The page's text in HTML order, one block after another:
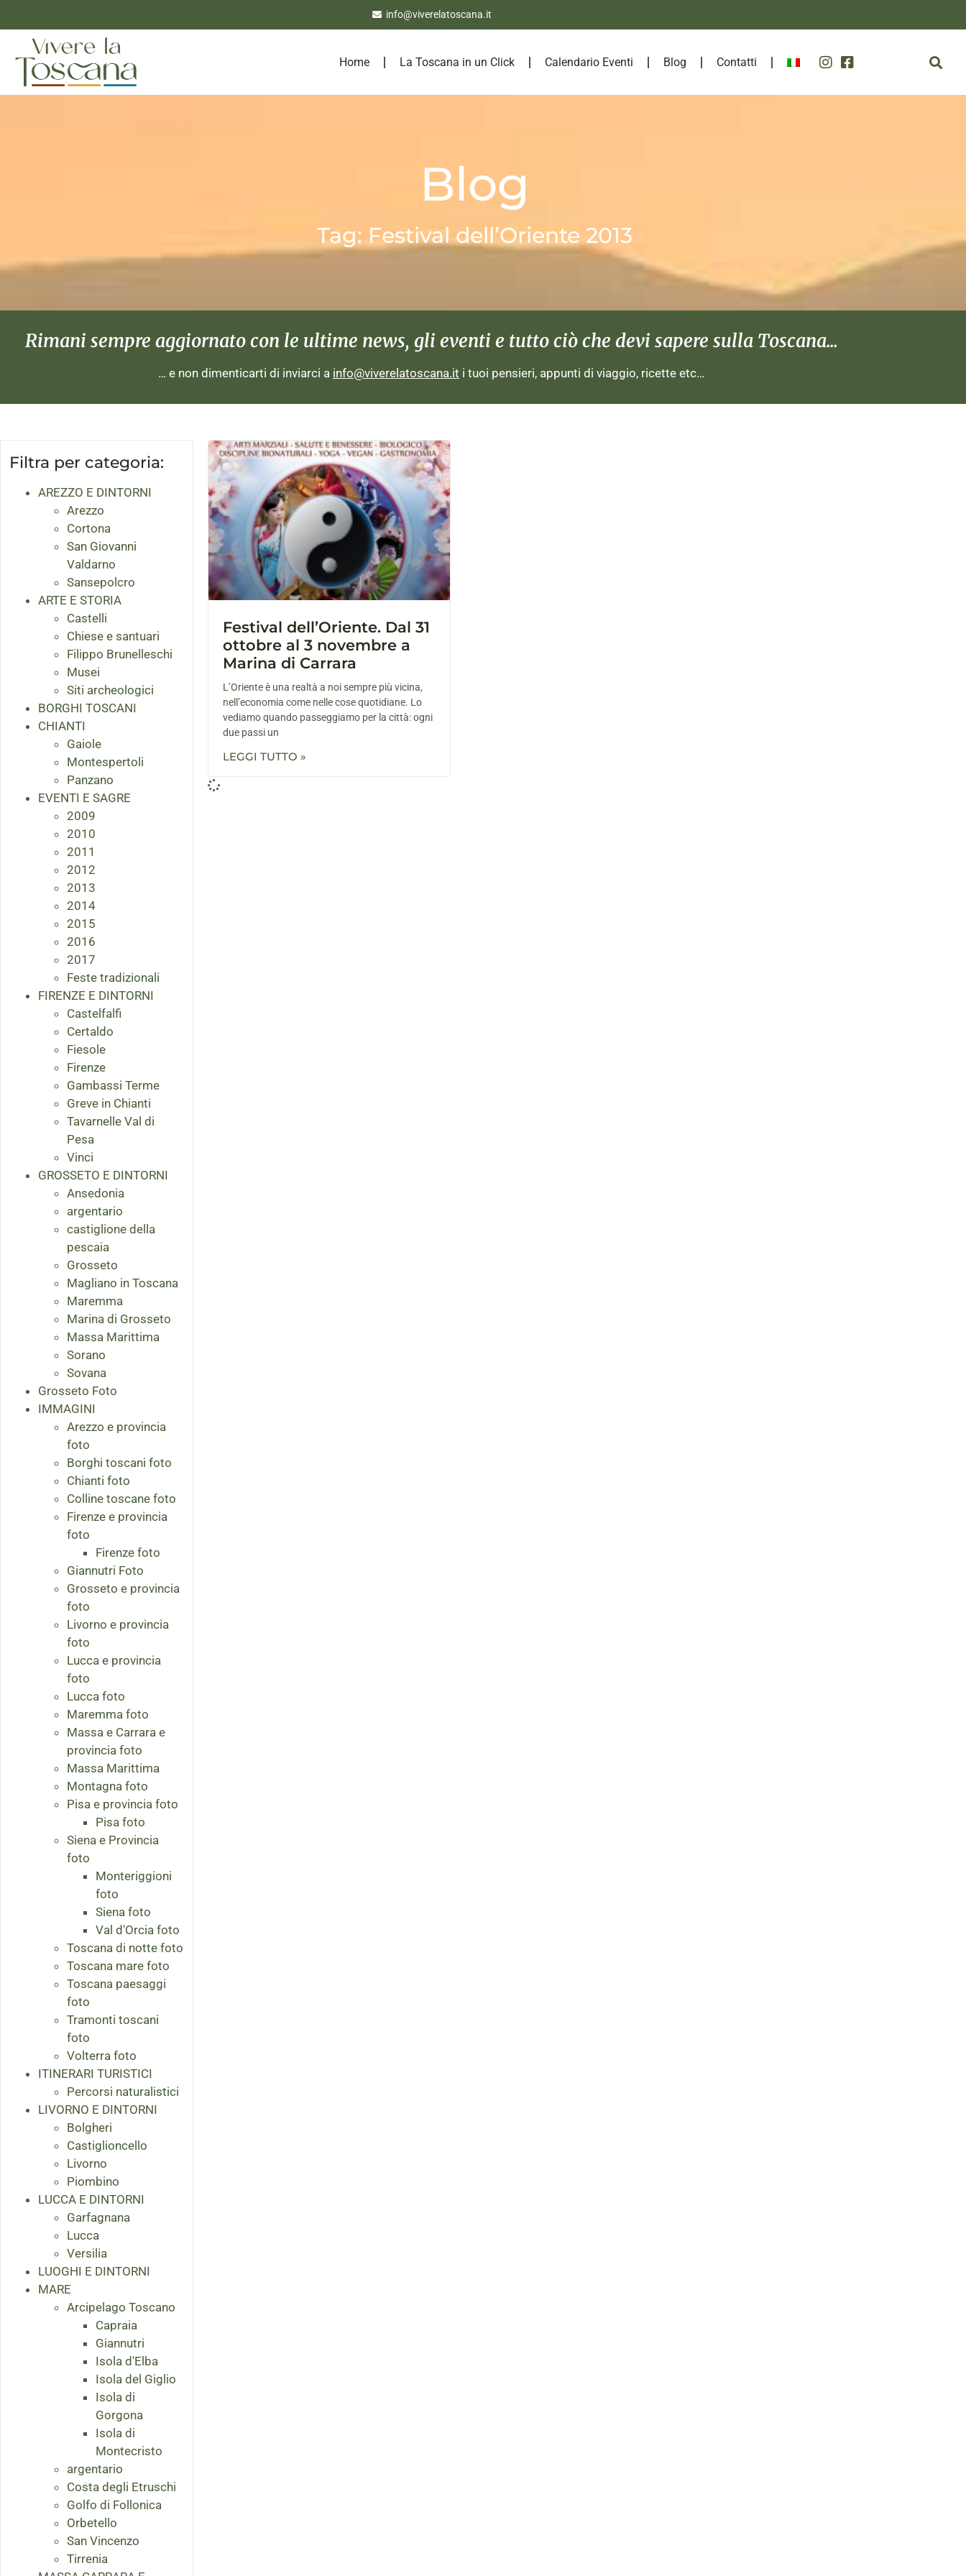
info@viverelatoscana.it
Home La Toscana in un Click Calendario Eventi Blog Contatti
Blog
Tag: Festival dell’Oriente 2013
Rimani sempre aggiornato con le ultime news, gli eventi e tutto ciò che devi sapere sulla Toscana...
… e non dimenticarti di inviarci a info@viverelatoscana.it i tuoi pensieri, appunti di viaggio, ricette etc…
Filtra per categoria:
AREZZO E DINTORNI
Arezzo
Cortona
San Giovanni
Valdarno
Sansepolcro
ARTE E STORIA
Castelli
Chiese e santuari
Filippo Brunelleschi
Musei
Siti archeologici
BORGHI TOSCANI
CHIANTI
Gaiole
Montespertoli
Panzano
EVENTI E SAGRE
2009
2010
2011
2012
2013
2014
2015
2016
2017
Feste tradizionali
FIRENZE E DINTORNI
Castelfalfi
Certaldo
Fiesole
Firenze
Gambassi Terme
Greve in Chianti
Tavarnelle Val di
Pesa
Vinci
GROSSETO E DINTORNI
Ansedonia
argentario
castiglione della
pescaia
Grosseto
Magliano in Toscana
Maremma
Marina di Grosseto
Massa Marittima
Sorano
Sovana
Grosseto Foto
IMMAGINI
Arezzo e provincia
foto
Borghi toscani foto
Chianti foto
Colline toscane foto
Firenze e provincia
foto
Firenze foto
Giannutri Foto
Grosseto e provincia
foto
Livorno e provincia
foto
Lucca e provincia
foto
Lucca foto
Maremma foto
Massa e Carrara e
provincia foto
Massa Marittima
Montagna foto
Pisa e provincia foto
Pisa foto
Siena e Provincia
foto
Monteriggioni
foto
Siena foto
Val d'Orcia foto
Toscana di notte foto
Toscana mare foto
Toscana paesaggi
foto
Tramonti toscani
foto
Volterra foto
ITINERARI TURISTICI
Percorsi naturalistici
LIVORNO E DINTORNI
Bolgheri
Castiglioncello
Livorno
Piombino
LUCCA E DINTORNI
Garfagnana
Lucca
Versilia
LUOGHI E DINTORNI
MARE
Arcipelago Toscano
Capraia
Giannutri
Isola d'Elba
Isola del Giglio
Isola di
Gorgona
Isola di
Montecristo
argentario
Costa degli Etruschi
Golfo di Follonica
Orbetello
San Vincenzo
Tirrenia
Festival dell’Oriente. Dal 31
ottobre al 3 novembre a
Marina di Carrara
L’Oriente è una realtà a noi sempre più vicina,
nell’economia come nelle cose quotidiane. Lo
vediamo quando passeggiamo per la città: ogni
due passi un
LEGGI TUTTO »